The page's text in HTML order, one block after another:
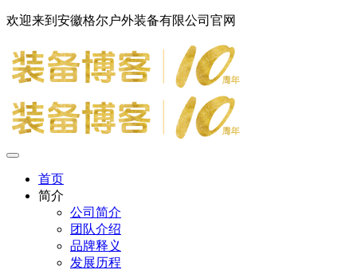
欢迎来到安徽格尔户外装备有限公司官网
首页
简介
公司简介
团队介绍
品牌释义
发展历程